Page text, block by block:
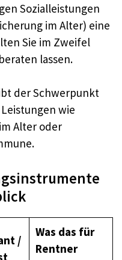
Sozialleistungen
im Alter) eine
Sie im Zweifel
lassen.
der Schwerpunkt
wie
Alter oder
/
Was das für
Rentner